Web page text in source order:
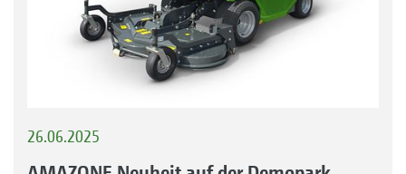
26.06.2025